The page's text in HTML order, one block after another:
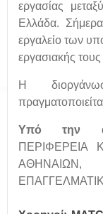
εργασίας
Ελλάδα.
εργαλείο των
εργασιακής
Η
Υπό την
ΠΕΡΙΦΕΡΕΙΑ